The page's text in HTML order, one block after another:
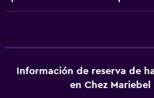
Información de reserva de
en Chez Mariebel